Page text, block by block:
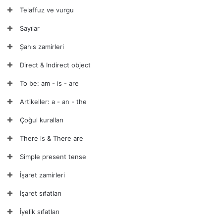
Telaffuz ve vurgu
Sayılar
Şahıs zamirleri
Direct & Indirect object
To be: am - is - are
Artikeller: a - an - the
Çoğul kuralları
There is & There are
Simple present tense
İşaret zamirleri
İşaret sıfatları
İyelik sıfatları